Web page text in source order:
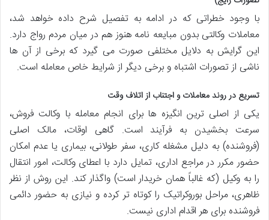
با وجود خطراتی که در ادامه به تفصیل شرح داده خواهد شد،
معاملات وکالتی بدون مبایعه نامه هنوز هم در میان مردم رواج دارد.
این گرایش به دلایل مختلفی صورت می گیرد که برخی از آن ها
ناشی از تصورات اشتباه و برخی دیگر از شرایط خاص معامله است.
تسریع در روند معاملات و اجتناب از اتلاف وقت
یکی از اصلی ترین انگیزه ها برای انجام معامله با وکالت فروش،
سرعت بخشیدن به فرآیند است. گاهی اوقات، مالک اصلی
(فروشنده) به دلیل مشغله کاری، سفر طولانی، بیماری یا عدم امکان
حضور مکرر در مراجع اداری، تمایل دارد با اعطای وکالت، امور انتقال
را به وکیل (که غالباً همان خریدار است) واگذار کند. این روش از نظر
ظاهری، مراحل بوروکراتیک را کوتاه تر کرده و نیازی به حضور دائمی
فروشنده برای هر اقدام اداری نیست.